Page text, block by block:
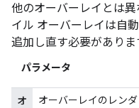
他のオーバーレイとは
イル オーバーレイは自
追加し直す必要がありま
パラメータ
オ
オーバーレイのレン